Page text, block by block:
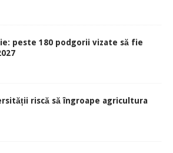
peste 180 podgorii vizate să fie
riscă să îngroape agricultura